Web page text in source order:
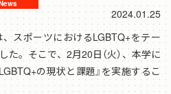
2024.01.25
スポーツにおけるLGBTQ+をテー
。そこで、2月20日（火）、本学に
の現状と課題』を実施するこ